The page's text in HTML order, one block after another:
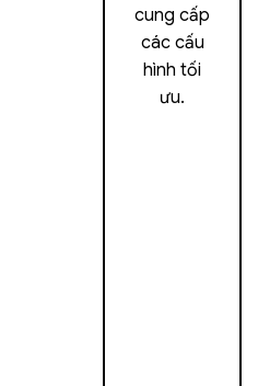
cung cấp
các cấu
hình tối
ưu.